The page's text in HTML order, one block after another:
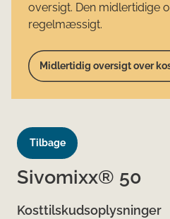
oversigt. Den midlertidige
regelmæssigt.
Midlertidig oversigt over
Tilbage
Sivomixx® 50
Kosttilskudsoplysninger